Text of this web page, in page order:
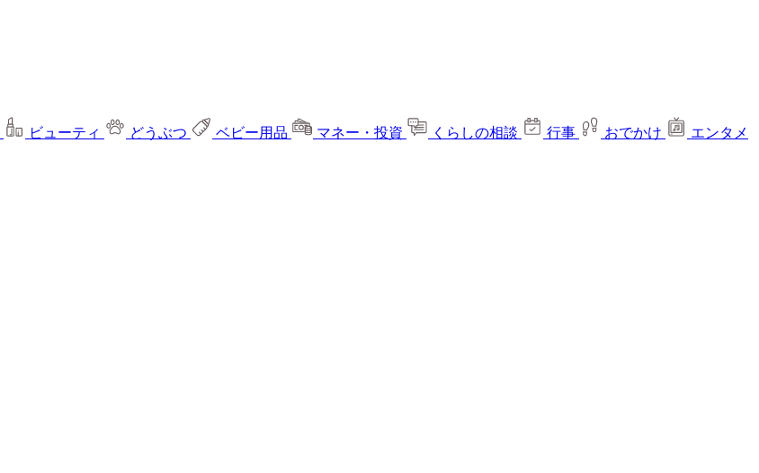
ビューティ どうぶつ ベビー用品 マネー・投資 くらしの相談 行事 おでかけ
エンタメ